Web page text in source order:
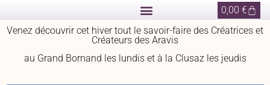
0,00 €
Venez découvrir cet hiver tout le savoir-faire des Créatrices et
Créateurs des Aravis
au Grand Bornand les lundis et à la Clusaz les jeudis